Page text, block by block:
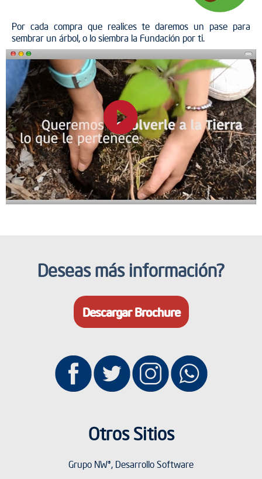
Por cada compra que realices te daremos un pase para
sembrar un árbol, o lo siembra la Fundación por ti.
play_circle_filled
Deseas más información?
Descargar Brochure
Otros Sitios
Grupo NW®, Desarrollo Software